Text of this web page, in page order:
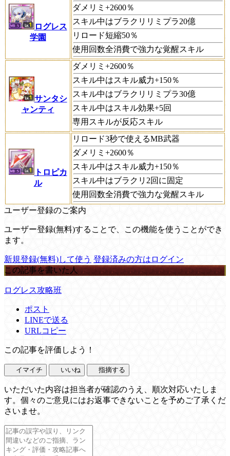
ログレス
学園
ダメリミ+2600％
スキル中はブラクリリミプラ20億
リロード短縮50％
使用回数全消費で強力な覚醒スキル
サンタシ
ャンティ
ダメリミ+2600％
スキル中はスキル威力+150％
スキル中はブラクリリミプラ30億
スキル中はスキル効果+5回
専用スキルが反応スキル
トロピカ
ル
リロード3秒で使えるMB武器
ダメリミ+2600％
スキル中はスキル威力+150％
スキル中はブラクリ2回に固定
使用回数全消費で強力な覚醒スキル
ユーザー登録のご案内
ユーザー登録(無料)することで、この機能を使うことができ
ます。
新規登録(無料)して使う 登録済みの方はログイン
この記事を書いた人
ログレス攻略班
ポスト
LINEで送る
URLコピー
この記事を評価しよう！
イマイチ いいね 指摘する
いただいた内容は担当者が確認のうえ、順次対応いたしま
す。個々のご意見にはお返事できないことを予めご了承くだ
さいませ。